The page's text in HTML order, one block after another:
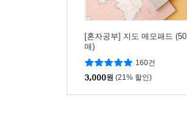
[혼자공부] 지도 메모패드 (50
매)
160건
3,000원 (21% 할인)